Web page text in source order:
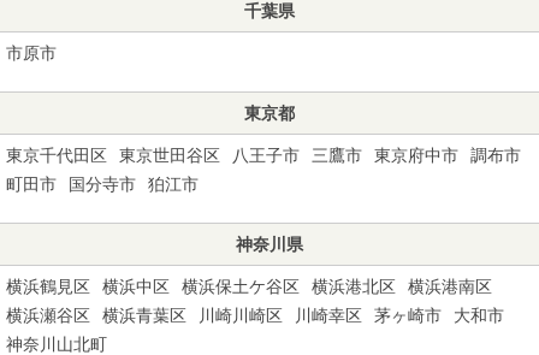
千葉県
市原市
東京都
東京千代田区 東京世田谷区 八王子市 三鷹市 東京府中市
調布市
町田市
国分寺市 狛江市
神奈川県
横浜鶴見区 横浜中区 横浜保土ケ谷区 横浜港北区
横浜港南区
横浜瀬谷区
横浜青葉区 川崎川崎区 川崎幸区 茅ヶ崎市
大和市
神奈川山北町